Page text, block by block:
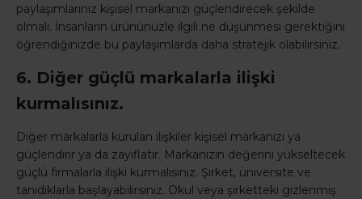
paylaşımlarınız kişisel markanızı güçlendirecek şekilde
olmalı. İnsanların ürününüzle ilgili ne düşünmesi gerektiğini
öğrendiğinizde bu paylaşımlarda daha stratejik olabilirsiniz.
6. Diğer güçlü markalarla ilişki
kurmalısınız.
Diğer markalarla kurulan ilişkiler kişisel markanızı ya
güçlendirir ya da zayıflatır. Markanızın değerini yükseltecek
güçlü firmalarla ilişki kurmalısınız. Şirket, üniversite ve
tanıdıklarla başlayabilirsiniz. Okul veya şirketteki gizlenmiş